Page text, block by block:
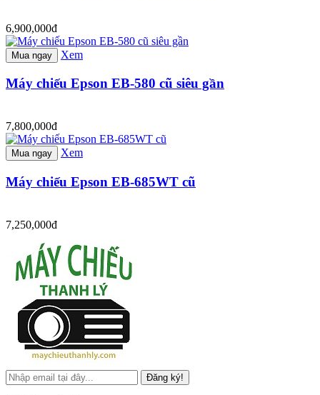
6,900,000đ
Mua ngay Xem
Máy chiếu Epson EB-580 cũ siêu gần
7,800,000đ
Mua ngay Xem
Máy chiếu Epson EB-685WT cũ
7,250,000đ
Đăng ký!